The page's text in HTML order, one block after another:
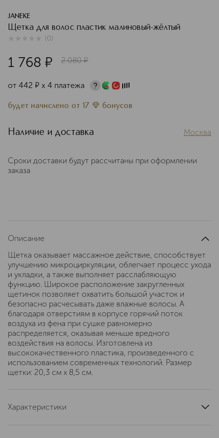
JANEKE
Щетка для волос пластик малиновый-жёлтый
(0)
1 768 ¤ 2 080 ¤
от 442 ¤ х 4 платежа
будет начислено от 17 бонусов
Наличие и доставка Москва
Сроки доставки будут рассчитаны при оформлении
заказа
Описание
Щетка оказывает массажное действие, способствует
улучшению микроциркуляции, облегчает процесс ухода
и укладки, а также выполняет расслабляющую
функцию. Широкое расположение закругленных
щетинок позволяет охватить большой участок и
безопасно расчесывать даже влажные волосы. А
благодаря отверстиям в корпусе горячий поток
воздуха из фена при сушке равномерно
распределяется, оказывая меньше вредного
воздействия на волосы. Изготовлена из
высококачественного пластика, произведенного с
использованием современных технологий. Размер
щетки: 20,3 см x 8,5 см.
Характеристики